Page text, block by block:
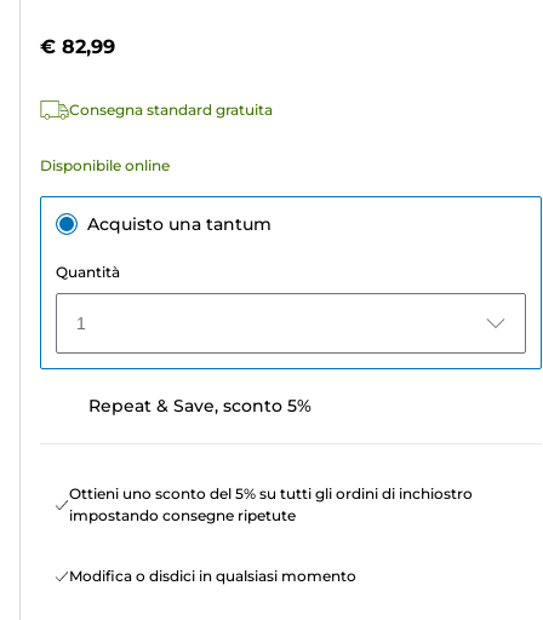
1
€ 82,99
Consegna standard gratuita
Disponibile online
Acquisto una tantum
Quantità
1
Repeat & Save, sconto 5%
Ottieni uno sconto del 5% su tutti gli ordini di inchiostro
impostando consegne ripetute
Modifica o disdici in qualsiasi momento